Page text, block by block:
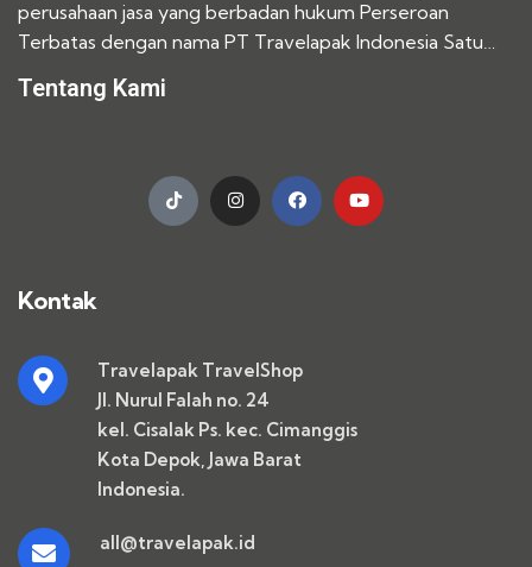
perusahaan jasa yang berbadan hukum Perseroan
Terbatas dengan nama PT Travelapak Indonesia Satu…
Tentang Kami
Kontak
Travelapak TravelShop
Jl. Nurul Falah no. 24
kel. Cisalak Ps. kec. Cimanggis
Kota Depok, Jawa Barat
Indonesia.
all@travelapak.id